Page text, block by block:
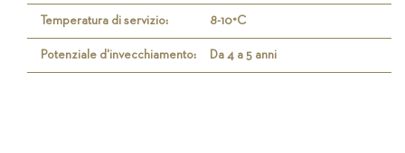
Temperatura di servizio: 8-10°C
Potenziale d'invecchiamento: Da 4 a 5 anni